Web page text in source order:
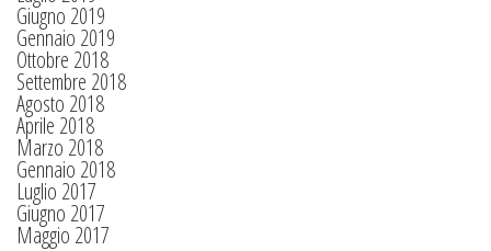
Giugno 2019
Gennaio 2019
Ottobre 2018
Settembre 2018
Agosto 2018
Aprile 2018
Marzo 2018
Gennaio 2018
Luglio 2017
Giugno 2017
Maggio 2017